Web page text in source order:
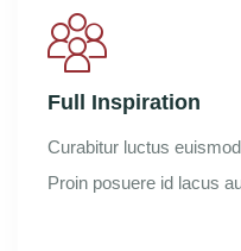
Full Inspiration
Curabitur luctus
Proin posuere id lacus